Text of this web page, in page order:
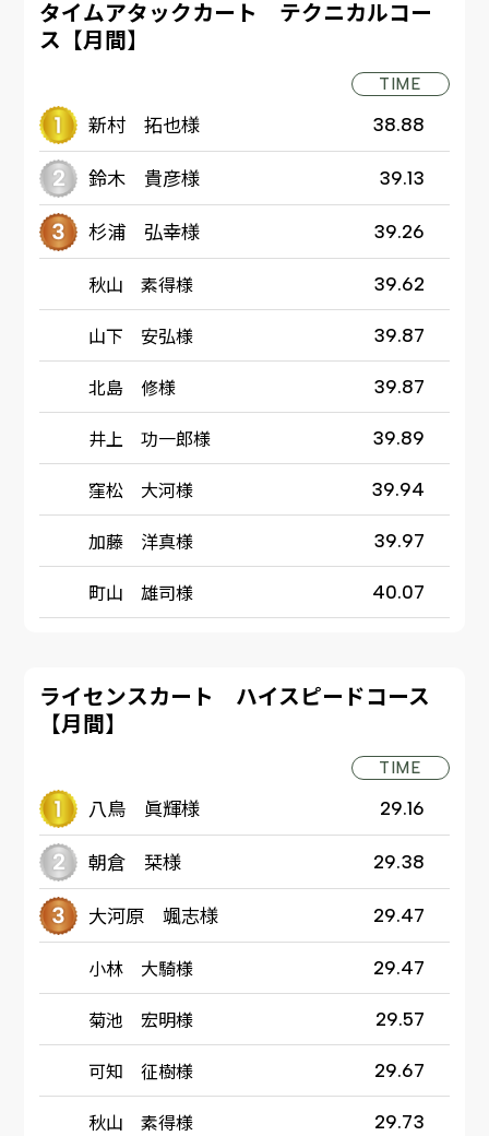
タイムアタックカート テクニカルコー
ス【月間】
TIME
新村 拓也様 38.88
鈴木 貴彦様 39.13
杉浦 弘幸様 39.26
秋山 素得様 39.62
山下 安弘様 39.87
北島 修様 39.87
井上 功一郎様 39.89
窪松 大河様 39.94
加藤 洋真様 39.97
町山 雄司様 40.07
ライセンスカート ハイスピードコース
【月間】
TIME
八鳥 眞輝様 29.16
朝倉 栞様 29.38
大河原 颯志様 29.47
小林 大騎様 29.47
菊池 宏明様 29.57
可知 征樹様 29.67
秋山 素得様 29.73